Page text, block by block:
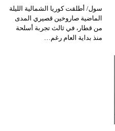
سول/ أطلقت كوريا الشمالية الليلة
الماضية صاروخين قصيري المدى
من قطار، في ثالث تجربة أسلحة
منذ بداية العام رغم…